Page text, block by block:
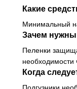
Какие
Минимальный
Зачем нужны
Пеленки
необходимости
Когда